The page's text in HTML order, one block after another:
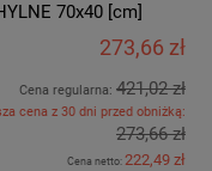
70x40 [cm]
273,66 zł
Cena regularna: 421,02 zł
cena z 30 dni przed obniżką:
273,66 zł
Cena netto:222,49 zł